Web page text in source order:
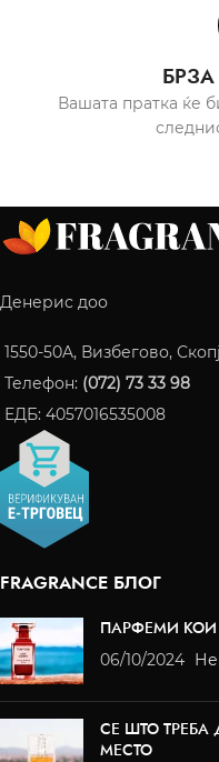
Вашата пратка ќе
Денерис доо
1550-50A, Визбегово,
Телефон: (072) 73 33 98
ЕДБ: 4057016535008
FRAGRANCE БЛОГ
ПАРФЕМИ КОИ
06/10/2024
СЕ ШТО ТРЕБА
МЕСТО